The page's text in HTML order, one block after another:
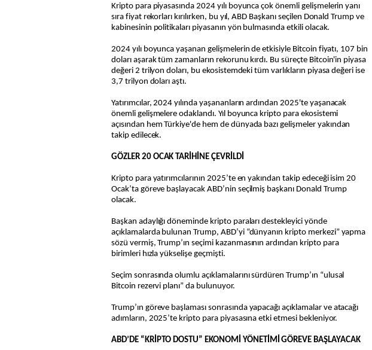
Kripto para piyasasında 2024 yılı boyunca çok önemli gelişmelerin yanı
sıra fiyat rekorları kırılırken, bu yıl, ABD Başkanı seçilen Donald Trump ve
kabinesinin politikaları piyasanın yön bulmasında etkili olacak.
2024 yılı boyunca yaşanan gelişmelerin de etkisiyle Bitcoin fiyatı, 107 bin
doları aşarak tüm zamanların rekorunu kırdı. Bu süreçte Bitcoin'in piyasa
değeri 2 trilyon doları, bu ekosistemdeki tüm varlıkların piyasa değeri ise
3,7 trilyon doları aştı.
Yatırımcılar, 2024 yılında yaşananların ardından 2025'te yaşanacak
önemli gelişmelere odaklandı. Yıl boyunca kripto para ekosistemi
açısından hem Türkiye'de hem de dünyada bazı gelişmeler yakından
takip edilecek.
GÖZLER 20 OCAK TARİHİNE ÇEVRİLDİ
Kripto para yatırımcılarının 2025’te en yakından takip edeceği isim 20
Ocak’ta göreve başlayacak ABD’nin seçilmiş başkanı Donald Trump
olacak.
Başkan adaylığı döneminde kripto paraları destekleyici yönde
açıklamalarda bulunan Trump, ABD’yi “dünyanın kripto merkezi” yapma
sözü vermiş, Trump’ın seçimi kazanmasının ardından kripto para
birimleri hızla yükselişe geçmişti.
Seçim sonrasında olumlu açıklamalarını sürdüren Trump’ın “ulusal
Bitcoin rezervi planı” da bulunuyor.
Trump’ın göreve başlaması sonrasında yapacağı açıklamalar ve atacağı
adımların, 2025’te kripto para piyasasına etki etmesi bekleniyor.
ABD’DE “KRİPTO DOSTU” EKONOMİ YÖNETİMİ GÖREVE BAŞLAYACAK